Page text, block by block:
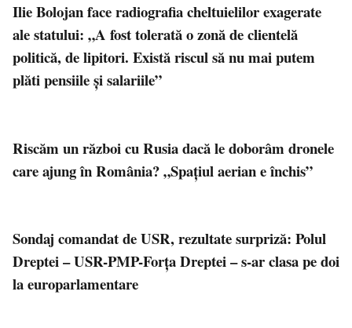
Ilie Bolojan face radiografia cheltuielilor exagerate
ale statului: „A fost tolerată o zonă de clientelă
politică, de lipitori. Există riscul să nu mai putem
plăti pensiile și salariile”
Riscăm un război cu Rusia dacă le doborâm dronele
care ajung în România? „Spațiul aerian e închis”
Sondaj comandat de USR, rezultate surpriză: Polul
Dreptei – USR-PMP-Forţa Dreptei – s-ar clasa pe doi
la europarlamentare